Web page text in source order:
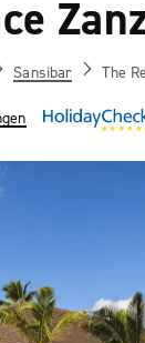
Sansibar The